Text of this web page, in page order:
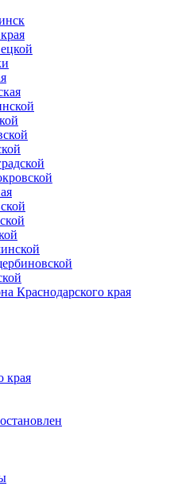
Краснодарского края
края